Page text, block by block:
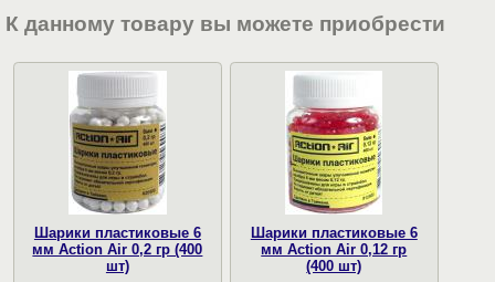
К данному товару вы можете приобрести
Шарики пластиковые 6
мм Action Air 0,2 гр (400
шт)
Шарики пластиковые 6
мм Action Air 0,12 гр
(400 шт)